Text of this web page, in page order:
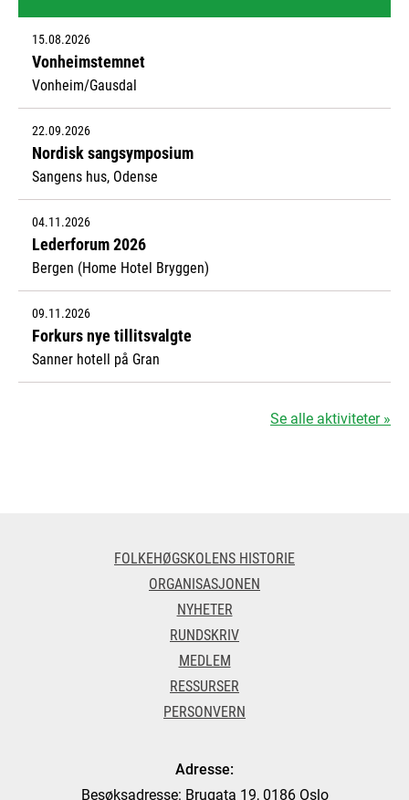
15.08.2026
Vonheimstemnet
Vonheim/Gausdal
22.09.2026
Nordisk sangsymposium
Sangens hus, Odense
04.11.2026
Lederforum 2026
Bergen (Home Hotel Bryggen)
09.11.2026
Forkurs nye tillitsvalgte
Sanner hotell på Gran
Se alle aktiviteter »
FOLKEHØGSKOLENS HISTORIE
ORGANISASJONEN
NYHETER
RUNDSKRIV
MEDLEM
RESSURSER
PERSONVERN
Adresse:
Besøksadresse: Brugata 19, 0186 Oslo